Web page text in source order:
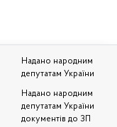
Надано народним
депутатам України
Надано народним
депутатам України
документів до ЗП